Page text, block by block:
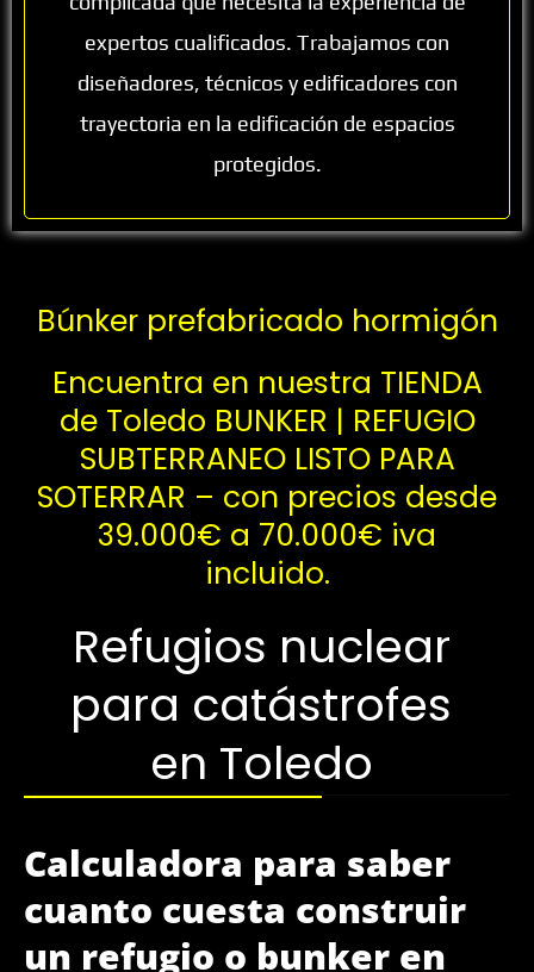
expertos cualificados. Trabajamos con
diseñadores, técnicos y edificadores con
trayectoria en la edificación de espacios
protegidos.
Búnker prefabricado hormigón
Encuentra en nuestra TIENDA
de Toledo BUNKER | REFUGIO
SUBTERRANEO LISTO PARA
SOTERRAR – con precios desde
39.000€ a 70.000€ iva
incluido.
Refugios nuclear
para catástrofes
en Toledo
Calculadora para saber
cuanto cuesta construir
un refugio o bunker en